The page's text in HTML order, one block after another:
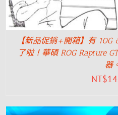
【新品促銷+開箱】有
了啦！華碩 ROG Rapture
器
NT$